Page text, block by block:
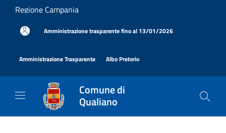
Salta al contenuto principale
Regione Campania
Amministrazione trasparente fino al 13/01/2026
Amministrazione Trasparente Albo Pretorio
Comune di
Qualiano